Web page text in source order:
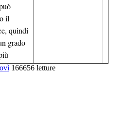
il
quindi
grado
166656 letture